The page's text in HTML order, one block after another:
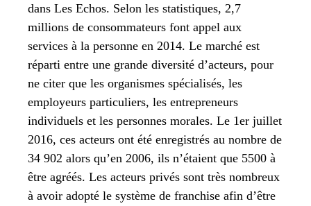
dans Les Echos. Selon les statistiques, 2,7
millions de consommateurs font appel aux
services à la personne en 2014. Le marché est
réparti entre une grande diversité d’acteurs, pour
ne citer que les organismes spécialisés, les
employeurs particuliers, les entrepreneurs
individuels et les personnes morales. Le 1er juillet
2016, ces acteurs ont été enregistrés au nombre de
34 902 alors qu’en 2006, ils n’étaient que 5500 à
être agréés. Les acteurs privés sont très nombreux
à avoir adopté le système de franchise afin d’être